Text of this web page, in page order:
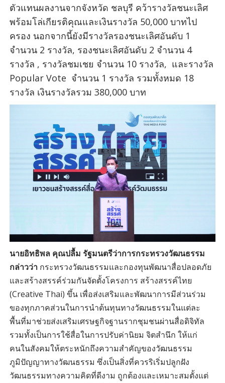
ตัวแทนผลงานจากจังหวัด ชลบุรี คว้ารางวัลชนะเลิศ
พร้อมโล่เกียรติคุณและเงินรางวัล 50,000 บาทไป
ครอง นอกจากนี้ยังมีรางวัลรองชนะเลิศอันดับ 1
จำนวน 2 รางวัล, รองชนะเลิศอันดับ 2 จำนวน 4
รางวัล , รางวัลชมเชย จำนวน 10 รางวัล, และรางวัล
Popular Vote จำนวน 1 รางวัล รวมทั้งหมด 18
รางวัล เงินรางวัลรวม 380,000 บาท
นายอิทธิพล คุณปลื้ม รัฐมนตรีว่าการกระทรวงวัฒนธรรม
กล่าวว่ากระทรวงวัฒนธรรมและกองทุนพัฒนาสื่อปลอดภัย
และสร้างสรรค์ร่วมกันจัดตั้งโครงการ สร้างสรรค์ไทย
(Creative Thai) ขึ้น เพื่อส่งเสริมและพัฒนาการมีส่วนร่วม
ของทุกภาคส่วนในการนําต้นทุนทางวัฒนธรรมในแต่ละ
พื้นที่มาช่วยส่งเสริมเศรษฐกิจฐานรากชุมชนผ่านสื่อดิจิทัล
รวมทั้งเป็นการใช้สื่อในการปรับค่านิยม จิตสํานึก ให้แก่
คนในสังคมให้ตระหนักถึงความสําคัญของวัฒนธรรม
ภูมิปัญญาทางวัฒนธรรม ซึ่งเป็นสิ่งที่ควรริเริ่มปลูกฝัง
วัฒนธรรมทางความคิดที่ดีงาม ถูกต้องและเหมาะสมตั้งแต่